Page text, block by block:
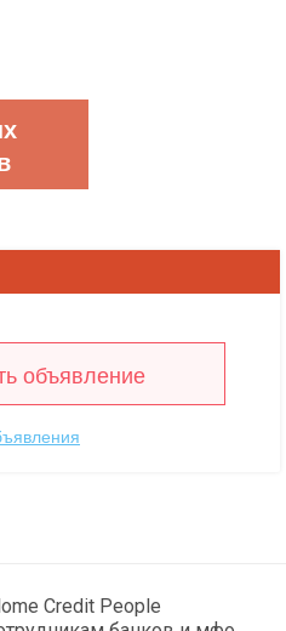
объявление
Credit People